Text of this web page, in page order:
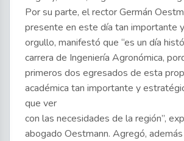
Por su parte, el rector Germán
presente en este día tan importante
orgullo, manifestó que “es un día
carrera de Ingeniería Agronómica,
primeros dos egresados de esta
académica tan importante y
que ver
con las necesidades de la región”,
abogado Oestmann. Agregó,